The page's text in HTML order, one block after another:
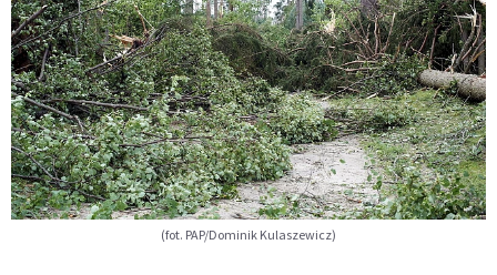
(fot. PAP/Dominik Kulaszewicz)